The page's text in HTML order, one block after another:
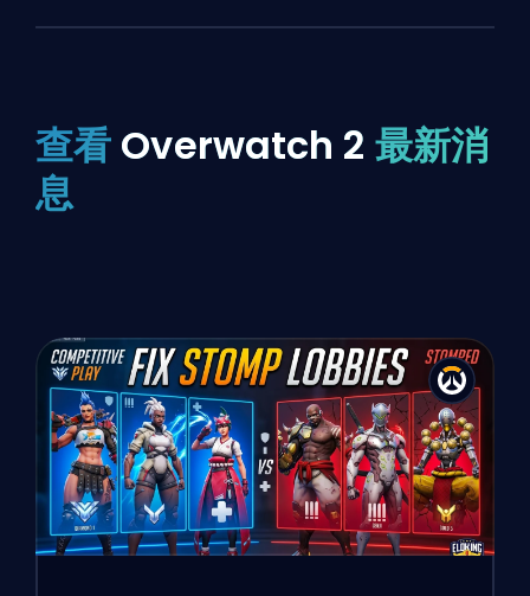
查看 Overwatch 2 最新消
息